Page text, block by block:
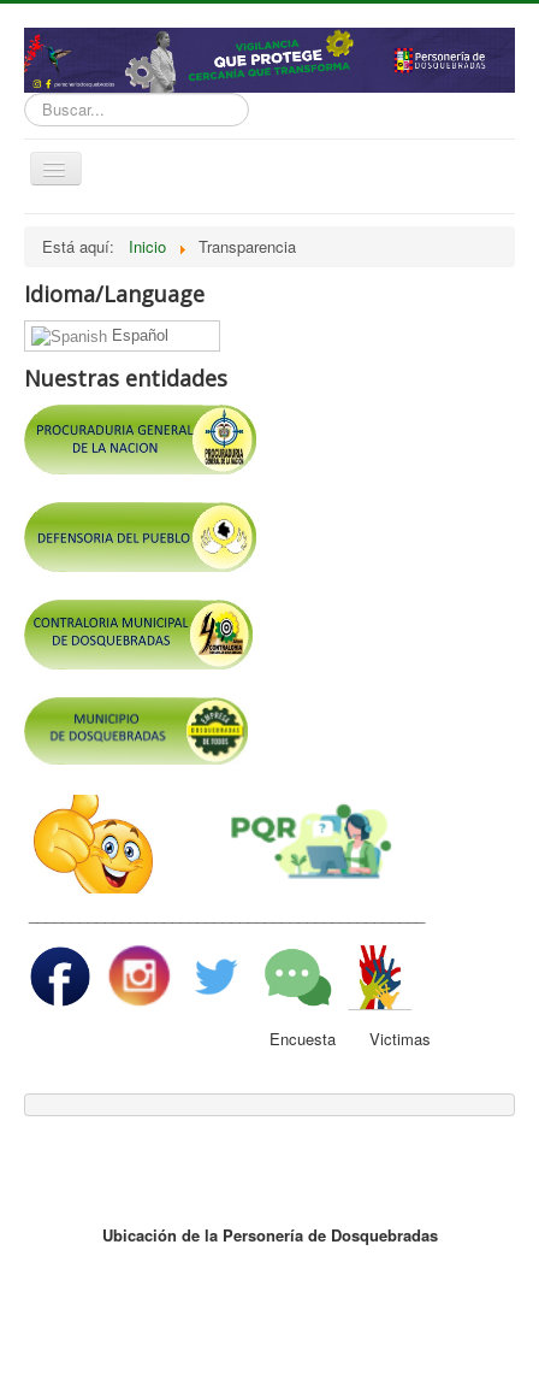
Buscar...
Cambiar
Presupuesto
Politicas, Planes, Proyectos
Tramites y Servicios
Contratación
Servicio Información
Control y Rendición de Cuentas
Grupos De Interés
Gestión Seguridad y Salud en el Trabajo
Correo
Conciliación y Daño Antijurídico
Veedurias
Código de Integridad
Gestión del Talento Humano
Derechos Fundamentales
Transparencia
Participa
Está aquí: Inicio Transparencia
Idioma/Language
Español
Nuestras entidades
Encuesta Victimas
Ubicación de la Personería de Dosquebradas